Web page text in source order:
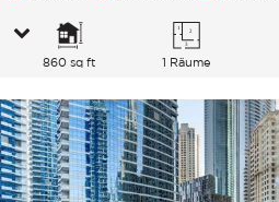
860 sq ft 1 Räume